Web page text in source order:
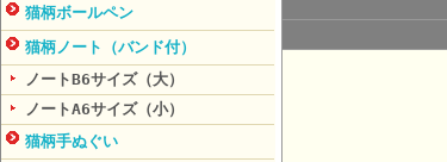
猫柄ボールペン
猫柄ノート（バンド付）
ノートB6サイズ（大）
ノートA6サイズ（小）
猫柄手ぬぐい